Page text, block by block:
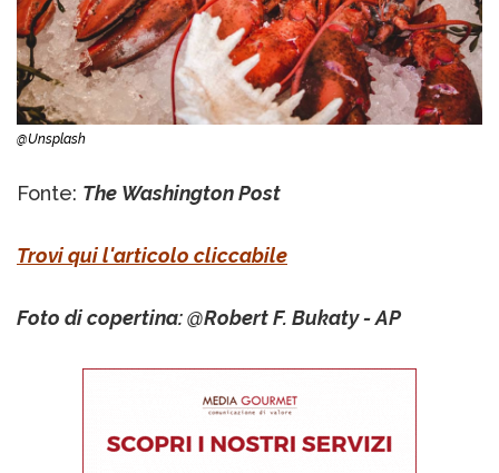
@Unsplash
Fonte: The Washington Post
Trovi qui l'articolo cliccabile
Foto di copertina: @Robert F. Bukaty - AP